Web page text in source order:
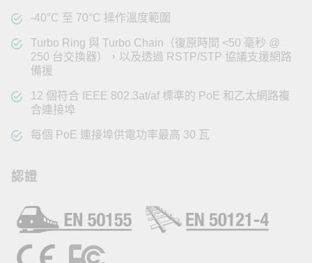
-40°C 至 70°C 操作溫度範圍
Turbo Ring 與 Turbo Chain（復原時間 <50 毫秒 @
250 台交換器），以及透過 RSTP/STP 協議支援網路
備援
12 個符合 IEEE 802.3at/af 標準的 PoE 和乙太網路複
合連接埠
每個 PoE 連接埠供電功率最高 30 瓦
認證